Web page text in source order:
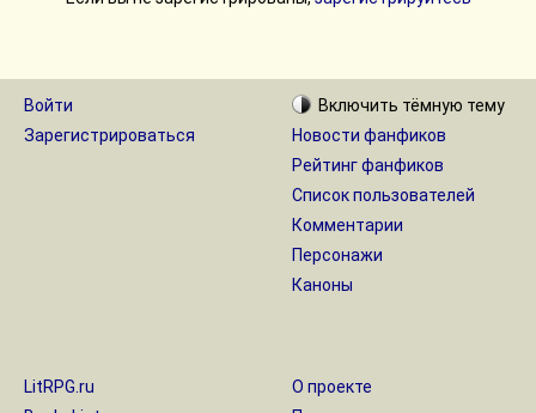
Войти
Зарегистрироваться
Включить тёмную тему
Новости фанфиков
Рейтинг фанфиков
Список пользователей
Комментарии
Персонажи
Каноны
LitRPG.ru
О проекте